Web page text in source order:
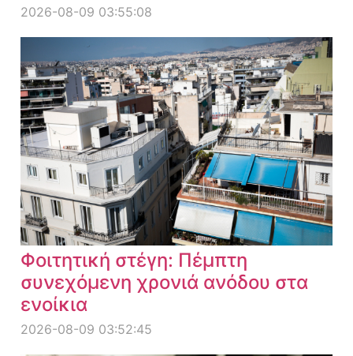
2026-08-09 03:55:08
Φοιτητική στέγη: Πέμπτη
συνεχόμενη χρονιά ανόδου στα
ενοίκια
2026-08-09 03:52:45